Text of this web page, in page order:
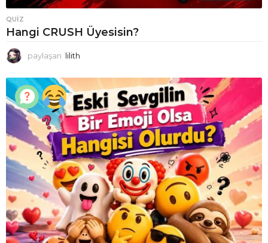
QUIZ
Hangi CRUSH Üyesisin?
paylaşan lilith